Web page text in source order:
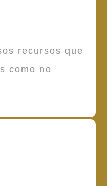
recursos que
como no